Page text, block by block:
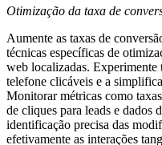
Otimização da taxa de
Aumente as taxas de
técnicas específicas de
web localizadas.
telefone clicáveis e a
Monitorar métricas como
de cliques para leads e dados
identificação precisa das
efetivamente as interações